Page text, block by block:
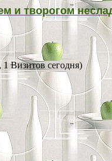
и творогом
1 Визитов сегодня)